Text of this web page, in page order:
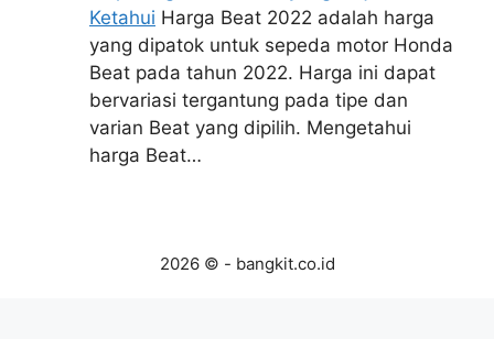
Ketahui Harga Beat 2022 adalah harga
yang dipatok untuk sepeda motor Honda
Beat pada tahun 2022. Harga ini dapat
bervariasi tergantung pada tipe dan
varian Beat yang dipilih. Mengetahui
harga Beat…
2026 © - bangkit.co.id